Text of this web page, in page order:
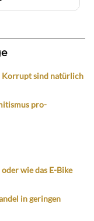
Korrupt sind natürlich
pro-
wie das E-Bike
in geringen